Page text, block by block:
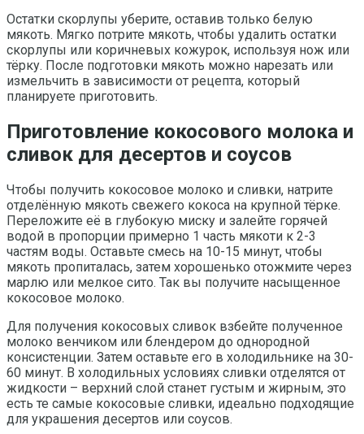
Остатки скорлупы уберите, оставив только белую
мякоть. Мягко потрите мякоть, чтобы удалить остатки
скорлупы или коричневых кожурок, используя нож или
тёрку. После подготовки мякоть можно нарезать или
измельчить в зависимости от рецепта, который
планируете приготовить.
Приготовление кокосового молока и
сливок для десертов и соусов
Чтобы получить кокосовое молоко и сливки, натрите
отделённую мякоть свежего кокоса на крупной тёрке.
Переложите её в глубокую миску и залейте горячей
водой в пропорции примерно 1 часть мякоти к 2-3
частям воды. Оставьте смесь на 10-15 минут, чтобы
мякоть пропиталась, затем хорошенько отожмите через
марлю или мелкое сито. Так вы получите насыщенное
кокосовое молоко.
Для получения кокосовых сливок взбейте полученное
молоко венчиком или блендером до однородной
консистенции. Затем оставьте его в холодильнике на 30-
60 минут. В холодильных условиях сливки отделятся от
жидкости – верхний слой станет густым и жирным, это
есть те самые кокосовые сливки, идеально подходящие
для украшения десертов или соусов.